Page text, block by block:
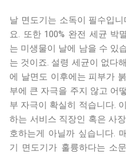
날 면도기는 소독이 필수입
요. 또한 100% 완전 세균 박
는 미생물이 날에 남을 수 있
는 것이죠. 설령 세균이 없다
에 날면도 이후에는 피부가
부에 큰 자극을 주지 않고 어
부 자극이 확실히 적습니다.
하는 서비스 직장인 혹은 사
호하는게 아닐까 싶습니다.
기 면도기가 훌륭하다는 소